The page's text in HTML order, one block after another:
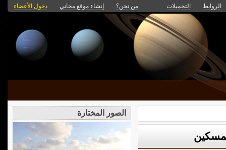
الروابط التحميلات من نحن؟ إنشاء موقع مجاني دخول الأعضاء
الصور المختارة